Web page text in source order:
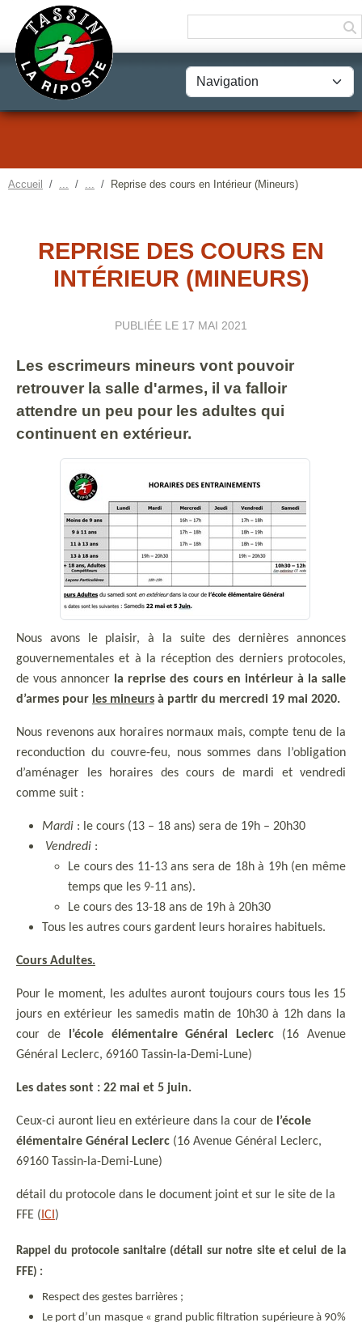
Accueil Reprise des cours en Intérieur (Mineurs)
REPRISE DES COURS EN
INTÉRIEUR (MINEURS)
PUBLIÉE LE 17 MAI 2021
Les escrimeurs mineurs vont pouvoir
retrouver la salle d'armes, il va falloir
attendre un peu pour les adultes qui
continuent en extérieur.
Nous avons le plaisir, à la suite des dernières annonces
gouvernementales et à la réception des derniers protocoles,
de vous annoncer la reprise des cours en intérieur à la salle
d’armes pour les mineurs à partir du mercredi 19 mai 2020.
Nous revenons aux horaires normaux mais, compte tenu de la
reconduction du couvre-feu, nous sommes dans l’obligation
d’aménager les horaires des cours de mardi et vendredi
comme suit :
Mardi : le cours (13 – 18 ans) sera de 19h – 20h30
Vendredi :
Le cours des 11-13 ans sera de 18h à 19h (en même
temps que les 9-11 ans).
Le cours des 13-18 ans de 19h à 20h30
Tous les autres cours gardent leurs horaires habituels.
Cours Adultes.
Pour le moment, les adultes auront toujours cours tous les 15
jours en extérieur les samedis matin de 10h30 à 12h dans la
cour de
l’école élémentaire Général Leclerc (16 Avenue
Général Leclerc, 69160 Tassin-la-Demi-Lune)
Les dates sont : 22 mai et 5 juin.
Ceux-ci auront lieu en extérieure dans la cour de l’école
élémentaire Général Leclerc (16 Avenue Général Leclerc,
69160 Tassin-la-Demi-Lune)
détail du protocole dans le document joint et sur le site de la
FFE ( ICI )
Rappel du protocole sanitaire (détail sur notre site et celui de la
FFE) :
Respect des gestes barrières ;
Le port d’un masque « grand public filtration supérieure à 90%
Panneau de gestion des cookies